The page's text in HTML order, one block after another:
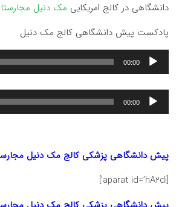
دانشگاهی در کالج امریکایی مک دنیل
پادکست پیش دانشگاهی کالج مک دنیل
پخش‌کننده
صوت
00:00
پخش‌کننده
صوت
00:00
پیش دانشگاهی پزشکی کالج مک دنیل
[aparat id=’hA2di’]